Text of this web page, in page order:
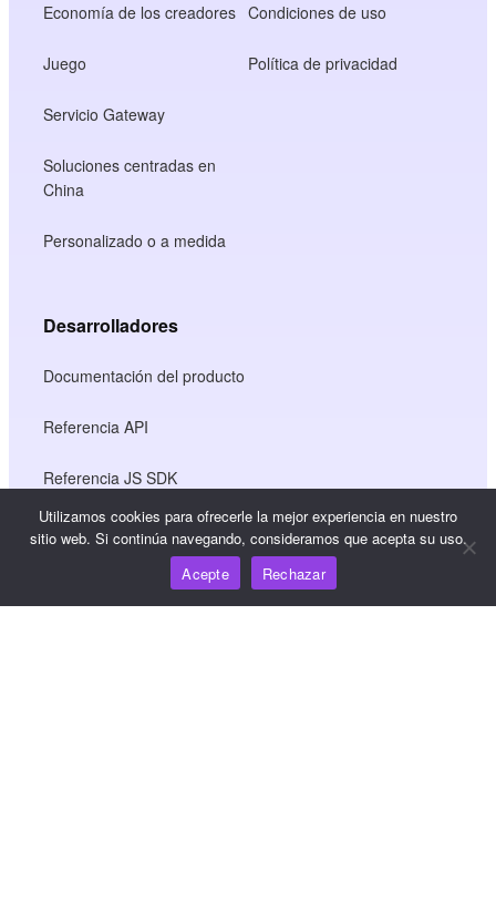
Economía de los creadores
Juego
Servicio Gateway
Soluciones centradas en
China
Personalizado o a medida
Condiciones de uso
Política de privacidad
Desarrolladores
Documentación del producto
Referencia API
Referencia JS SDK
Centro de conocimiento
Utilizamos cookies para ofrecerle la mejor experiencia en nuestro
sitio web. Si continúa navegando, consideramos que acepta su uso.
Acepte
Rechazar